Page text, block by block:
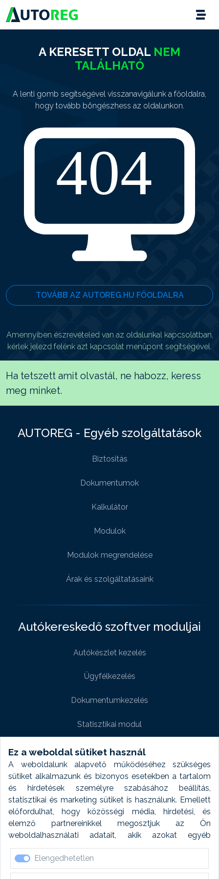
Ez a weboldal sütiket használ
A weboldalunk alapvető működéséhez szükséges
sütiket alkalmazunk és bizonyos esetekben a tartalom
és hirdetések személyre szabásához beállítás,
statisztikai és marketing sütiket is használunk. Emellett
előfordulhat, hogy közösségi média, hirdetési, és
elemző partnereinkkel megosztjuk az Ön
weboldalhasználati adatait, akik azokat egyéb
forrásokból gyűjtött adatokkal kombinálhatják. A sütik
elfogadásával kapcsolatosan naplózást végzünk és
ezen adatokat 6 hónap után automatikusan töröljük. A
Elengedhetetlen
A KERESETT OLDAL NEM
TALÁLHATÓ
A lenti gomb segítségével visszanavigálunk a főoldalra,
hogy tovább böngészhess az oldalunkon.
TOVÁBB AZ AUTOREG.HU FŐOLDALRA
Amennyiben észrevételed van az oldalunkal kapcsolatban,
kérlek jelezd felénk azt kapcsolat menüpont segítségével.
Ha tetszett amit olvastál, ne habozz, keress
meg minket.
AUTOREG - Egyéb szolgáltatások
Biztositás
Dokumentumok
Kalkulátor
Modulok
Modulok megrendelése
Árak és szolgáltatásaink
Autókereskedő szoftver moduljai
Autókészlet kezelés
Ügyfélkezelés
Dokumentumkezelés
Statisztikai modul
Weboldal modul
Fényképtár extra modul
Autómosó modul
Feladatütemezés